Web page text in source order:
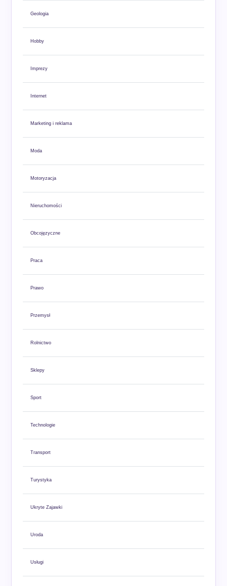
Geologia
Hobby
Imprezy
Internet
Marketing i reklama
Moda
Motoryzacja
Nieruchomości
Obcojęzyczne
Praca
Prawo
Przemysł
Rolnictwo
Sklepy
Sport
Technologie
Transport
Turystyka
Ukryte Zajawki
Uroda
Usługi